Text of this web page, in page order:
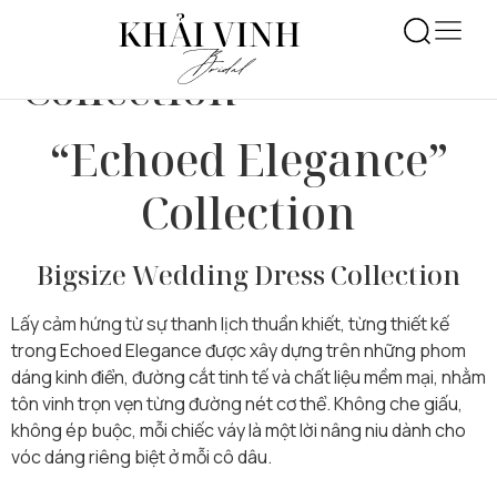
“Echoed Elegance”
Collection
“Echoed Elegance”
Collection
Bigsize Wedding Dress Collection
Lấy cảm hứng từ sự thanh lịch thuần khiết, từng thiết kế
trong Echoed Elegance được xây dựng trên những phom
dáng kinh điển, đường cắt tinh tế và chất liệu mềm mại, nhằm
tôn vinh trọn vẹn từng đường nét cơ thể. Không che giấu,
không ép buộc, mỗi chiếc váy là một lời nâng niu dành cho
vóc dáng riêng biệt ở mỗi cô dâu.